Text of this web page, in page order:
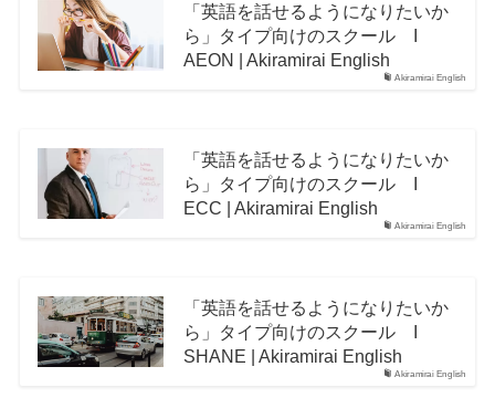
Akiramirai English
「英語を話せるようになりたいか
ら」タイプ向けのスクール I
AEON | Akiramirai English
Akiramirai English
「英語を話せるようになりたいか
ら」タイプ向けのスクール I
ECC | Akiramirai English
Akiramirai English
「英語を話せるようになりたいか
ら」タイプ向けのスクール I
SHANE | Akiramirai English